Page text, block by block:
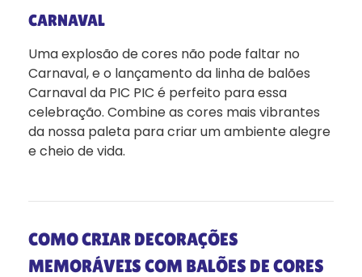
CARNAVAL
Uma explosão de cores não pode faltar no
Carnaval, e o lançamento da linha de balões
Carnaval da PIC PIC é perfeito para essa
celebração. Combine as cores mais vibrantes
da nossa paleta para criar um ambiente alegre
e cheio de vida.
COMO CRIAR DECORAÇÕES
MEMORÁVEIS COM BALÕES DE CORES